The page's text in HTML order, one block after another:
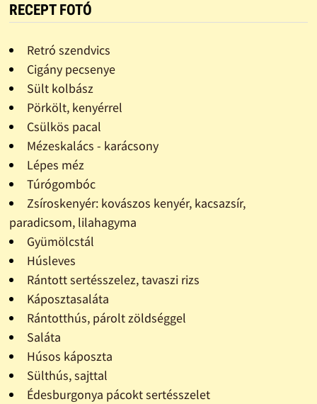
RECEPT FOTÓ
Retró szendvics
Cigány pecsenye
Sült kolbász
Pörkölt, kenyérrel
Csülkös pacal
Mézeskalács - karácsony
Lépes méz
Túrógombóc
Zsíroskenyér: kovászos kenyér, kacsazsír,
paradicsom, lilahagyma
Gyümölcstál
Húsleves
Rántott sertésszelez, tavaszi rizs
Káposztasaláta
Rántotthús, párolt zöldséggel
Saláta
Húsos káposzta
Sülthús, sajttal
Édesburgonya pácokt sertésszelet